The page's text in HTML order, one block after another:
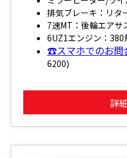
排気ブレーキ：リタ
7速MT：後輪エアサ
6UZ1エンジン：380
☎スマホでのお問
6200)
詳